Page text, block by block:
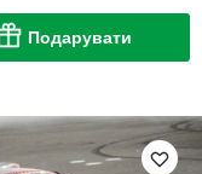
Подарувати